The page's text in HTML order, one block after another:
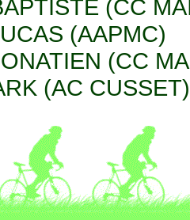
(CC
(AAPMC)
(CC
(AC CUSSET)